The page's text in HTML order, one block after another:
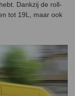
Dankzij de roll-
tot 19L, maar ook